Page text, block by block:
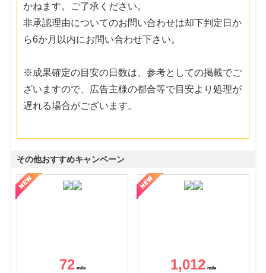
かねます。ご了承ください。
非承認理由についてのお問い合わせは却下判定日か
ら6か月以内にお問い合わせ下さい。
※成果確定の目安の日数は、参考としての掲載でご
ざいますので、広告主様の都合等で目安より処理が
遅れる場合がございます。
その他おすすめキャンペーン
72 1,012